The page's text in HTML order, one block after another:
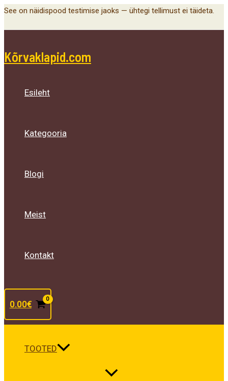
Skip
See on näidispood testimise jaoks — ühtegi tellimust ei täideta.
Kõrvaklapid.com
Esileht
Kategooria
Blogi
Meist
Kontakt
0.00€
TOOTED
Menu
Toggle
Menu
Toggle
Menu
Toggle
Main
Menu